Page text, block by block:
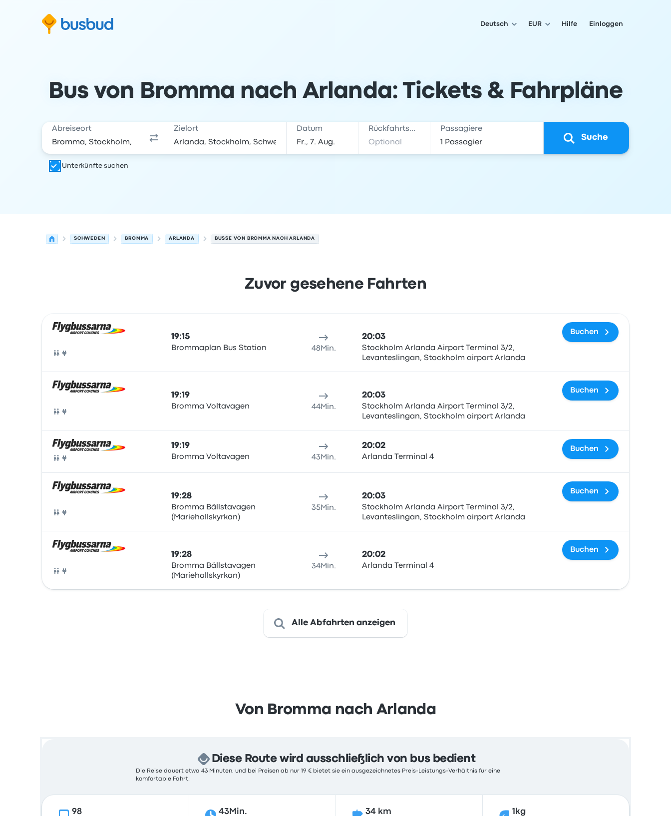
Suchformular springen
Zum Inhalt springen
Zur Fußzeile springen
Deutsch EUR Hilfe Einloggen
Bus von Bromma nach Arlanda: Tickets & Fahrpläne
Abreiseort Zielort Datum Rückfahrtsdatum Passagiere
Suche
Unterkünfte suchen
SCHWEDEN BROMMA ARLANDA BUSSE VON BROMMA NACH ARLANDA
Zuvor gesehene Fahrten
Bus
19:15
Brommaplan Bus Station 48Min.
20:03
Stockholm Arlanda Airport Terminal 3/2,
Levanteslingan, Stockholm airport Arlanda
Buchen
Bus
19:19
Bromma Voltavagen 44Min.
20:03
Stockholm Arlanda Airport Terminal 3/2,
Levanteslingan, Stockholm airport Arlanda
Buchen
Bus
19:19
Bromma Voltavagen 43Min.
20:02
Arlanda Terminal 4
Buchen
Bus
19:28
Bromma Bällstavagen
(Mariehallskyrkan)
35Min.
20:03
Stockholm Arlanda Airport Terminal 3/2,
Levanteslingan, Stockholm airport Arlanda
Buchen
Bus
19:28
Bromma Bällstavagen
(Mariehallskyrkan)
34Min.
20:02
Arlanda Terminal 4
Buchen
Alle Abfahrten anzeigen
Von Bromma nach Arlanda
Diese Route wird ausschließlich von bus bedient
Die Reise dauert etwa 43 Minuten, und bei Preisen ab nur 19 € bietet sie ein ausgezeichnetes Preis-Leistungs-Verhältnis für eine
komfortable Fahrt.
98 43Min. 34 km 1kg